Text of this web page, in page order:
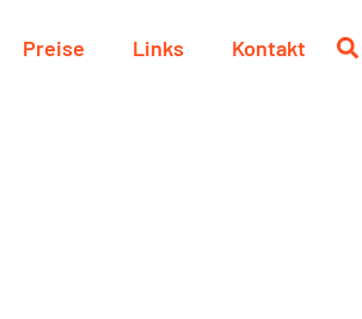
Preise Links Kontakt